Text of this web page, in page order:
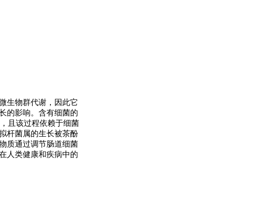
生物群代谢，因此它
的影响。含有细菌的
且该过程依赖于细菌
杆菌属的生长被茶酚
质通过调节肠道细菌
人类健康和疾病中的